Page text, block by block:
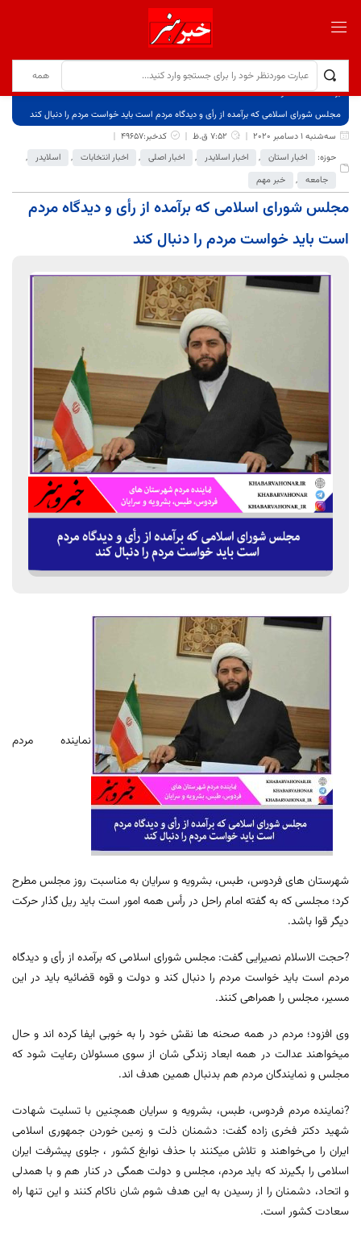
برگ نخست
نوشته‌ها
مجلس شورای اسلامی که برآمده از رأی و دیدگاه مردم است باید خواست مردم را دنبال کند
سه‌شنبه 1 دسامبر 2020
7:52 ق.ظ
کدخبر:49657
حوزه:
اخبار استان , اخبار اسلایدر , اخبار اصلی , اخبار انتخابات , اسلایدر
,
جامعه , خبر مهم
مجلس شورای اسلامی که برآمده از رأی و دیدگاه مردم
است باید خواست مردم را دنبال کند
نماینده مردم
شهرستان های فردوس، طبس، بشرویه و سرایان به مناسبت روز مجلس مطرح
کرد؛ مجلسی که به گفته امام راحل در رأس همه امور است باید ریل گذار حرکت
دیگر قوا باشد.
?حجت الاسلام نصیرایی گفت: مجلس شورای اسلامی که برآمده از رأی و دیدگاه
مردم است باید خواست مردم را دنبال کند و دولت و قوه قضائیه باید در این
مسیر، مجلس را همراهی کنند.
وی افزود؛ مردم در همه صحنه ها نقش خود را به خوبی ایفا کرده اند و حال
میخواهند عدالت در همه ابعاد زندگی شان از سوی مسئولان رعایت شود که
مجلس و نمایندگان مردم هم بدنبال همین هدف اند.
?نماینده مردم فردوس، طبس، بشرویه و سرایان همچنین با تسلیت شهادت
شهید دکتر فخری زاده گفت: دشمنان ذلت و زمین خوردن جمهوری اسلامی
ایران را می‌خواهند و تلاش میکنند با حذف نوابغ کشور ، جلوی پیشرفت ایران
اسلامی را بگیرند که باید مردم، مجلس و دولت همگی در کنار هم و با همدلی
و اتحاد، دشمنان را از رسیدن به این هدف شوم شان ناکام کنند و این تنها راه
سعادت کشور است.